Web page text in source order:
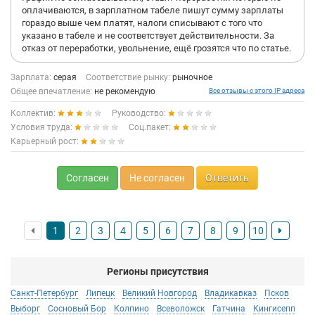
работоспособность вашего филиала, что кстати несложно,
потому что стукачество тут очень поощряется, но скорее всего
после этого вы уже не сможете тут работать.
Итог: Работать можно, можно получить опыт, и изучить какую
то новую для себя область, начать что то понимать в
Летом на больших базах можно получать 50-80 тыс. вполне
спокойно, на маленьких 35-50, если хотите перерабатывать,
за лето, правда к осени будете полутрупом. Зимой зарплаты
закономерно падают и люди начинают уходить, будьте
готовы получать процентов на 30 меньше от лета. Работу не
больше минусов чем плюсов. Но решать вам.
оплачиваются, в зарплатном табеле пишут сумму зарплаты
гораздо выше чем платят, налоги списывают с того что
указано в табеле и не соответствует действительности. За
отказ от переработки, увольнение, ещё грозятся что по статье.
Зарплата: серая Соответствие рынку: рыночное
Общее впечатление: не рекомендую Все отзывы с этого IP адреса
Коллектив:
Руководство:
Условия труда:
Соц.пакет:
Карьерный рост:
Согласен Не согласен Ответить
1 2 3 4 5 6 7 8 9 10
Регионы присутствия
Санкт-Петербург Липецк Великий Новгород Владикавказ
Псков
Выборг
Сосновый Бор Колпино Всеволожск Гатчина Кингисепп